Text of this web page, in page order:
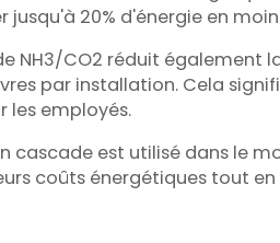
20% d'énergie en
NH3/CO2 réduit également
par installation. Cela
les employés.
cascade est utilisé dans le
coûts énergétiques tout en